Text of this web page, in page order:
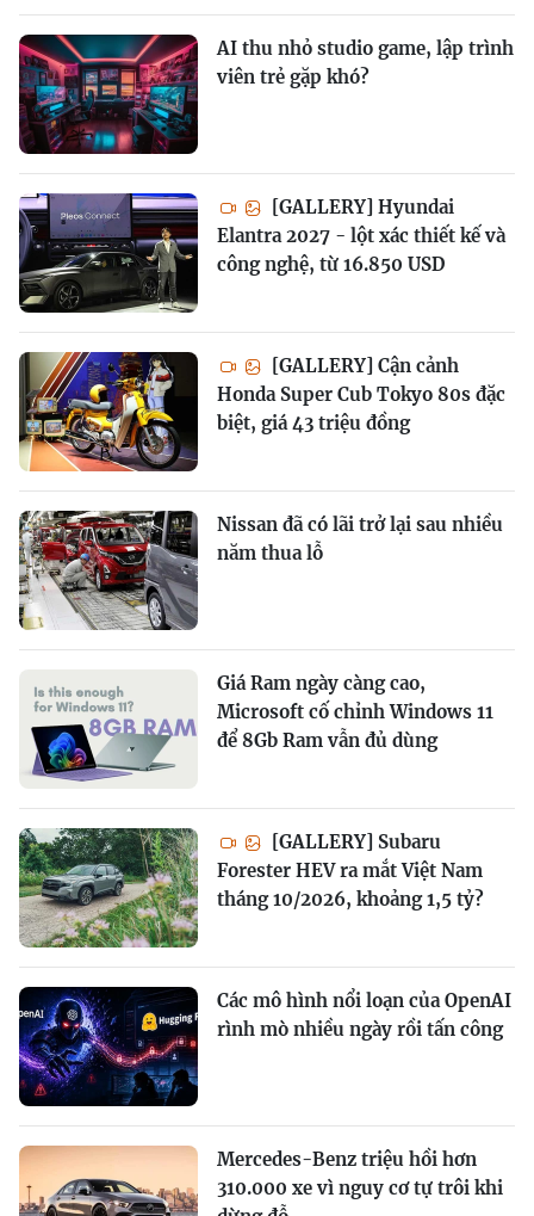
AI thu nhỏ studio game, lập trình
viên trẻ gặp khó?
[GALLERY] Hyundai
Elantra 2027 - lột xác thiết kế và
công nghệ, từ 16.850 USD
[GALLERY] Cận cảnh
Honda Super Cub Tokyo 80s đặc
biệt, giá 43 triệu đồng
Nissan đã có lãi trở lại sau nhiều
năm thua lỗ
Giá Ram ngày càng cao,
Microsoft cố chỉnh Windows 11
để 8Gb Ram vẫn đủ dùng
[GALLERY] Subaru
Forester HEV ra mắt Việt Nam
tháng 10/2026, khoảng 1,5 tỷ?
Các mô hình nổi loạn của OpenAI
rình mò nhiều ngày rồi tấn công
Mercedes-Benz triệu hồi hơn
310.000 xe vì nguy cơ tự trôi khi